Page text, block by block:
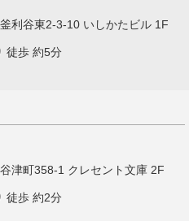
利谷東2-3-10 いしかたビル 1F
徒歩 約5分
津町358-1 クレセント文庫 2F
徒歩 約2分